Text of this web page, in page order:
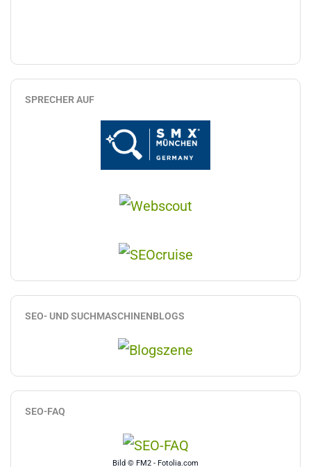
SPRECHER AUF
SEO- UND SUCHMASCHINENBLOGS
SEO-FAQ
Bild © FM2 - Fotolia.com